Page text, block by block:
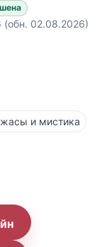
(обн. 02.08.2026)
и мистика